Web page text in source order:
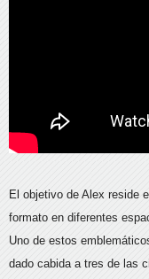
El objetivo de Alex reside
formato en diferentes
Uno de estos
dado cabida a tres de las